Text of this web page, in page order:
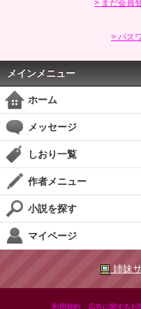
> まだ会員
> パス
メインメニュー
ホーム
メッセージ
しおり一覧
作者メニュー
小説を探す
マイページ
姉妹
利用規約 広告に関するお